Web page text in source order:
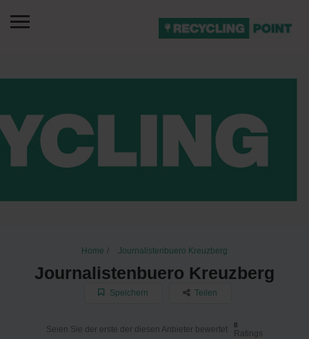
Home Journalistenbuero Kreuzberg
Journalistenbuero Kreuzberg
Speichern Teilen
Seien Sie der erste der diesen Anbieter bewertet 8
Ratings